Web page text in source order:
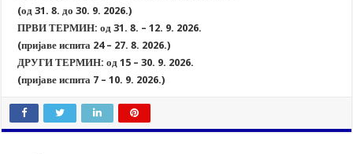
(од 31. 8. до 30. 9. 2026.)
ПРВИ ТЕРМИН: од 31. 8. – 12. 9. 2026.
(пријаве испита 24 – 27. 8. 2026.)
ДРУГИ ТЕРМИН: од 15 – 30. 9. 2026.
(пријаве испита 7 – 10. 9. 2026.)